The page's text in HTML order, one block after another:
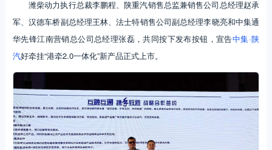
潍柴动力执行总裁李鹏程、陕重汽销售总监兼销售公司总经理赵承
军、汉德车桥副总经理王林、法士特销售公司副总经理李晓亮和中集通
华先锋江南营销总公司总经理张磊，共同按下发布按钮，宣告中集·陕
汽好牵挂“港牵2.0一体化”新产品正式上市。